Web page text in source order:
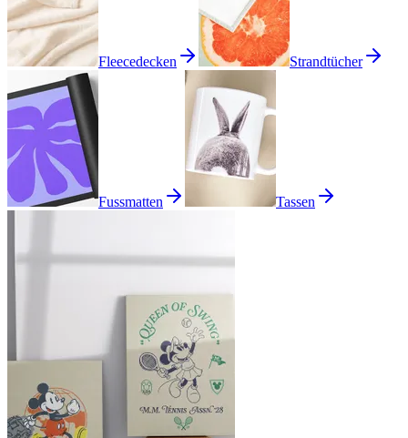
Fleecedecken Strandtücher
Fussmatten Tassen